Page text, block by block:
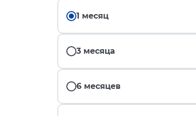
1 месяц
3 месяца
6 месяцев